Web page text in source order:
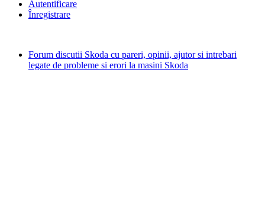
Autentificare
Înregistrare
Forum discutii Skoda cu pareri, opinii, ajutor si intrebari
legate de probleme si erori la masini Skoda